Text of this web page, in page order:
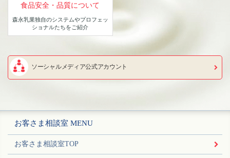
食品安全・品質について
森永乳業独自のシステムやプロフェッ
ショナルたちをご紹介
ソーシャルメディア公式アカウント
お客さま相談室 MENU
お客さま相談室TOP